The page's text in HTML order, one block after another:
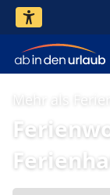
Mehr als